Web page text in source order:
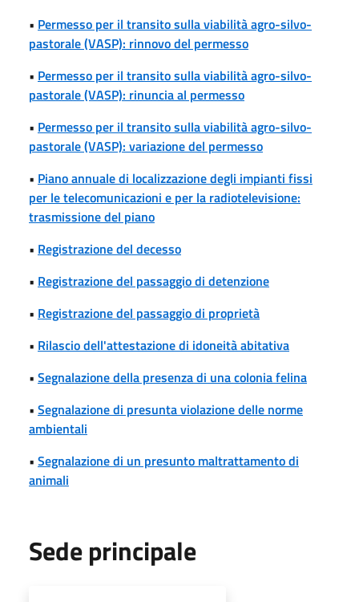
• Permesso per il transito sulla viabilità agro-silvo-
pastorale (VASP): rinnovo del permesso
• Permesso per il transito sulla viabilità agro-silvo-
pastorale (VASP): rinuncia al permesso
• Permesso per il transito sulla viabilità agro-silvo-
pastorale (VASP): variazione del permesso
• Piano annuale di localizzazione degli impianti fissi
per le telecomunicazioni e per la radiotelevisione:
trasmissione del piano
• Registrazione del decesso
• Registrazione del passaggio di detenzione
• Registrazione del passaggio di proprietà
• Rilascio dell'attestazione di idoneità abitativa
• Segnalazione della presenza di una colonia felina
• Segnalazione di presunta violazione delle norme
ambientali
• Segnalazione di un presunto maltrattamento di
animali
Sede principale